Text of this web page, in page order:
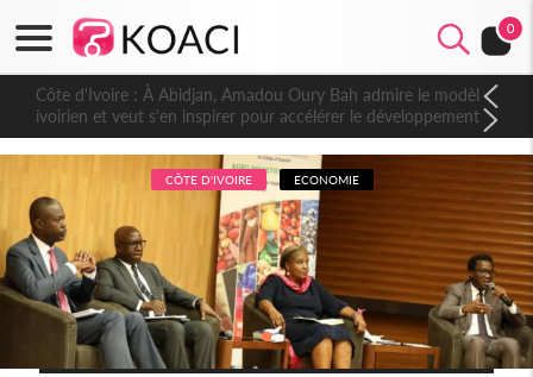
0
Côte d'Ivoire : À Abidjan, Amadou Oury Bah admire le modèle
ivoirien et veut s'en inspirer pour accélérer le développement
de la Guinée
CÔTE D'IVOIRE ECONOMIE